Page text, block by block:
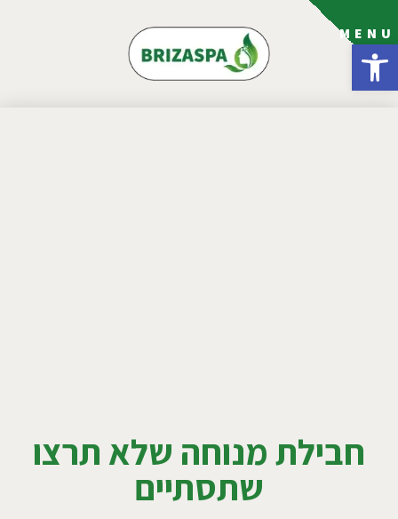
פתח סרגל נגישות
MENU
חבילת מנוחה שלא תרצו
שתסתיים